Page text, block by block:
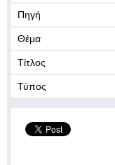
Πηγή
Θέμα
Τίτλος
Τύπος